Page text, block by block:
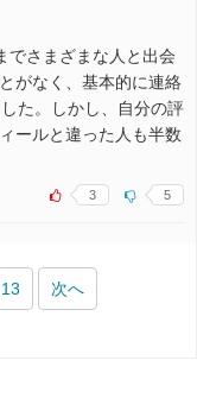
でさまざまな人と出会
がなく、基本的に連絡
た。しかし、自分の評
ールと違った人も半数
3 5
13 次へ